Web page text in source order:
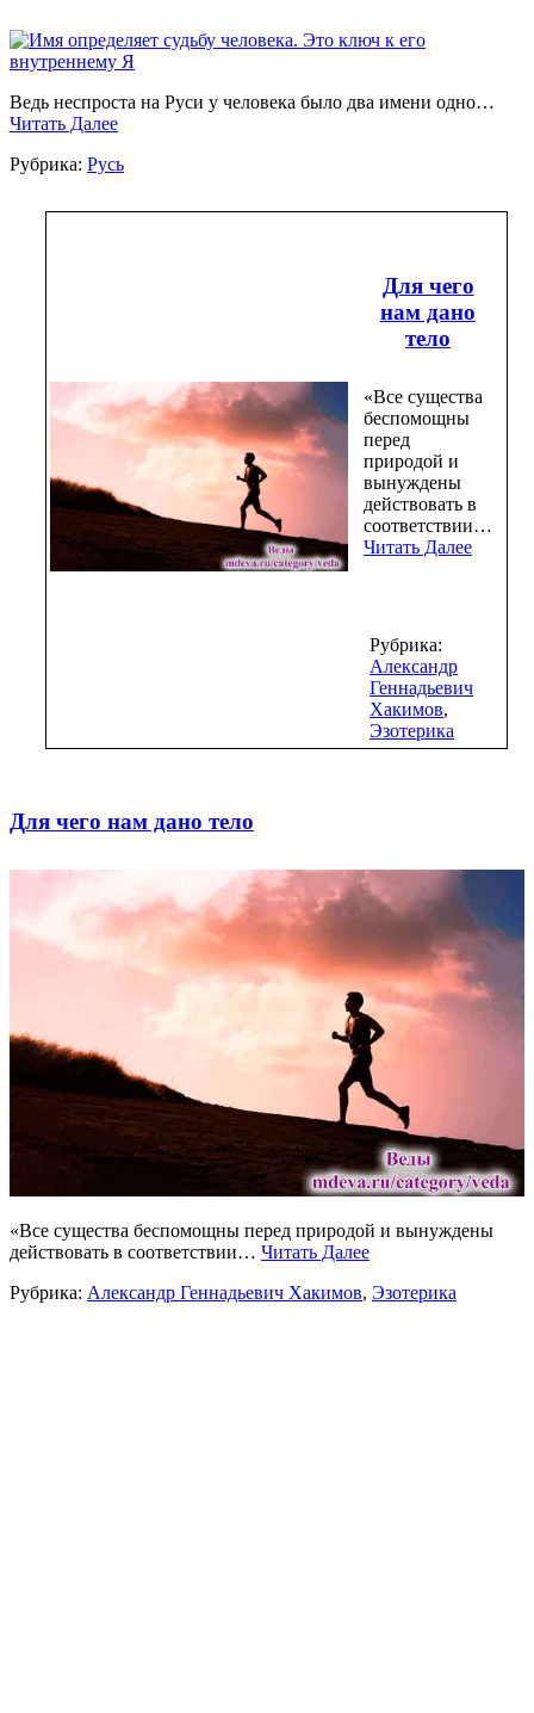
Ведь неспроста на Руси у человека было два имени одно…
Читать Далее
Рубрика: Русь
Для чего
нам дано
тело
«Все существа
беспомощны
перед
природой и
вынуждены
действовать в
соответствии…
Читать Далее
Рубрика:
Александр
Геннадьевич
Хакимов,
Эзотерика
Для чего нам дано тело
«Все существа беспомощны перед природой и вынуждены
действовать в соответствии… Читать Далее
Рубрика: Александр Геннадьевич Хакимов, Эзотерика